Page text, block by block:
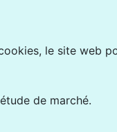
le site web
de marché.